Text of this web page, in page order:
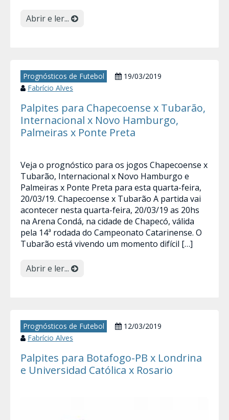
Abrir e ler...
Prognósticos de Futebol
19/03/2019
Fabrício Alves
Palpites para Chapecoense x Tubarão,
Internacional x Novo Hamburgo,
Palmeiras x Ponte Preta
Veja o prognóstico para os jogos Chapecoense x
Tubarão, Internacional x Novo Hamburgo e
Palmeiras x Ponte Preta para esta quarta-feira,
20/03/19. Chapecoense x Tubarão A partida vai
acontecer nesta quarta-feira, 20/03/19 as 20hs
na Arena Condá, na cidade de Chapecó, válida
pela 14ª rodada do Campeonato Catarinense. O
Tubarão está vivendo um momento difícil […]
Abrir e ler...
Prognósticos de Futebol
12/03/2019
Fabrício Alves
Palpites para Botafogo-PB x Londrina
e Universidad Católica x Rosario